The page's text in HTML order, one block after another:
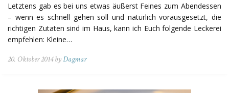
Letztens gab es bei uns etwas äußerst Feines zum Abendessen
– wenn es schnell gehen soll und natürlich vorausgesetzt, die
richtigen Zutaten sind im Haus, kann ich Euch folgende Leckerei
empfehlen: Kleine…
20. Oktober 2014 byDagmar